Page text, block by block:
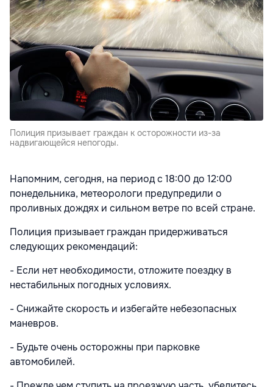
Полиция призывает граждан к осторожности из-за
надвигающейся непогоды.
Напомним, сегодня, на период с 18:00 до 12:00
понедельника, метеорологи предупредили о
проливных дождях и сильном ветре по всей стране.
Полиция призывает граждан придерживаться
следующих рекомендаций:
- Если нет необходимости, отложите поездку в
нестабильных погодных условиях.
- Снижайте скорость и избегайте небезопасных
маневров.
- Будьте очень осторожны при парковке
автомобилей.